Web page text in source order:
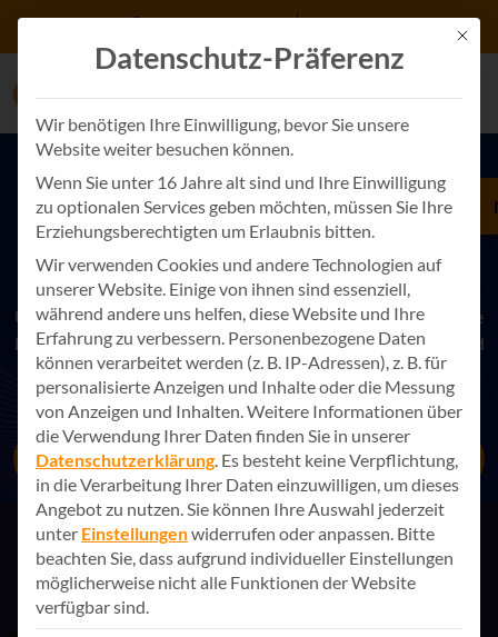
Zum Inhalt springen
NACHHALTIGE GESCHÄFTSSTRATEGIEN FÜR IHRE
ORGANISATION
Erfolg mit Strategischer Beratung
Unsere strategische Beratung bietet Ihnen maßgeschneiderte
Lösungen, um Ihre Organisation zukunftsfähig zu machen und
die digitale Transformation erfolgreich zu meistern.
Jetzt Kontakt aufnehmen
Mit
Datenschutz-Präferenz
Wir benötigen Ihre Einwilligung, bevor Sie unsere
Website weiter besuchen können.
Wenn Sie unter 16 Jahre alt sind und Ihre Einwilligung
zu optionalen Services geben möchten, müssen Sie Ihre
Erziehungsberechtigten um Erlaubnis bitten.
Wir verwenden Cookies und andere Technologien auf
unserer Website. Einige von ihnen sind essenziell,
während andere uns helfen, diese Website und Ihre
Erfahrung zu verbessern. Personenbezogene Daten
können verarbeitet werden (z. B. IP-Adressen), z. B. für
personalisierte Anzeigen und Inhalte oder die Messung
von Anzeigen und Inhalten.Weitere Informationen über
die Verwendung Ihrer Daten finden Sie in unserer
Datenschutzerklärung. Es besteht keine Verpflichtung,
in die Verarbeitung Ihrer Daten einzuwilligen, um dieses
Angebot zu nutzen.Sie können Ihre Auswahl jederzeit
unter Einstellungenwiderrufen oder anpassen. Bitte
beachten Sie, dass aufgrund individueller Einstellungen
möglicherweise nicht alle Funktionen der Website
verfügbar sind.